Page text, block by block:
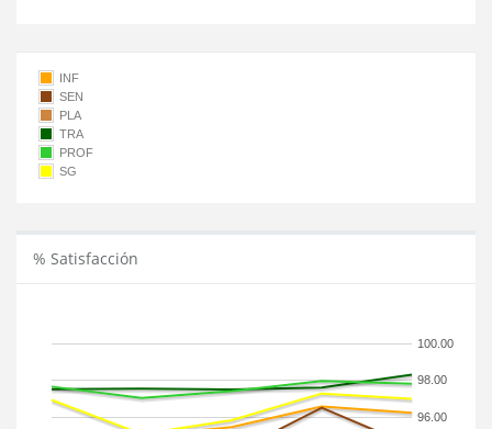
INF
SEN
PLA
TRA
PROF
SG
% Satisfacción
96.00
98.00
100.00